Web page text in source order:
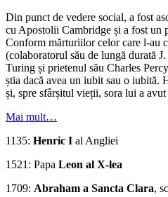
Din punct de vedere social, a fost
cu Apostolii Cambridge și a fost un
Conform mărturiilor celor care l-au
(colaboratorul său de lungă durată
Turing și prietenul său Charles
știa dacă avea un iubit sau o iubită.
și, spre sfârșitul vieții, sora lui a
Mai mult…
1135: Henric I al Angliei
1521: Papa Leon al X-lea
1709: Abraham a Sancta Clara,